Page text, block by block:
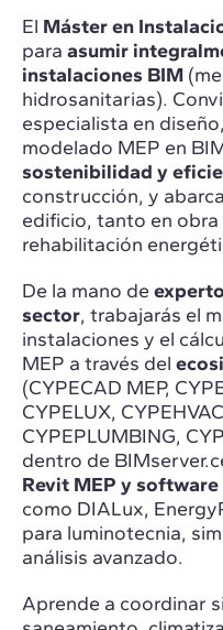
El Máster en
para asumir
instalaciones BIM
hidrosanitarias).
especialista en
modelado MEP en
sostenibilidad y
construcción, y
edificio, tanto en obra
rehabilitación
De la mano de
sector, trabajarás el
instalaciones y el
MEP a través del
(CYPECAD MEP,
CYPELUX,
CYPEPLUMBING,
dentro de
Revit MEP y
como DIALux,
para luminotecnia,
análisis avanzado.
Aprende a coordinar